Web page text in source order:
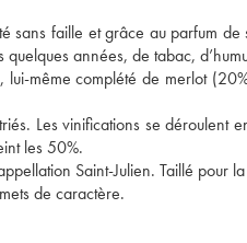
sans faille et grâce au parfum de
années, de tabac,
lui-même complété de merlot
Les vinifications se déroulent
les 50%.
Saint-Julien. Taillé pour
de caractère.